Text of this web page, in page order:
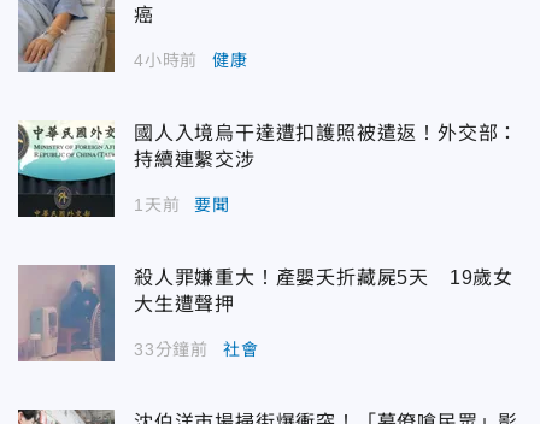
癌
4小時前 健康
國人入境烏干達遭扣護照被遣返！外交部：
持續連繫交涉
1天前 要聞
殺人罪嫌重大！產嬰夭折藏屍5天 19歲女
大生遭聲押
33分鐘前 社會